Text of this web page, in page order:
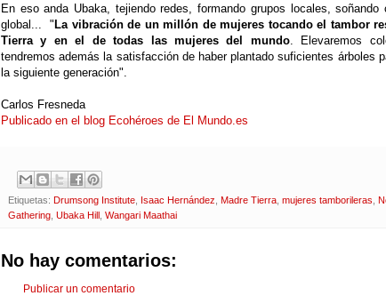
En eso anda Ubaka, tejiendo redes, formando grupos locales,
global... "La vibración de un millón de mujeres tocando el tambor
Tierra y en el de todas las mujeres del mundo. Elevaremos
tendremos además la satisfacción de haber plantado suficientes árboles
la siguiente generación".
Carlos Fresneda
Publicado en el blog Ecohéroes de El Mundo.es
Etiquetas: Drumsong Institute Isaac Hernández Madre Tierra mujeres tamborileras
Gathering Ubaka Hill Wangari Maathai
No hay comentarios:
Publicar un comentario